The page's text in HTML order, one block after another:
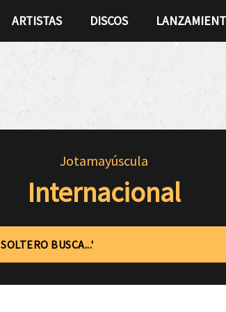
ARTISTAS DISCOS
Jotamayúscula
Internacional
BUSCA...'